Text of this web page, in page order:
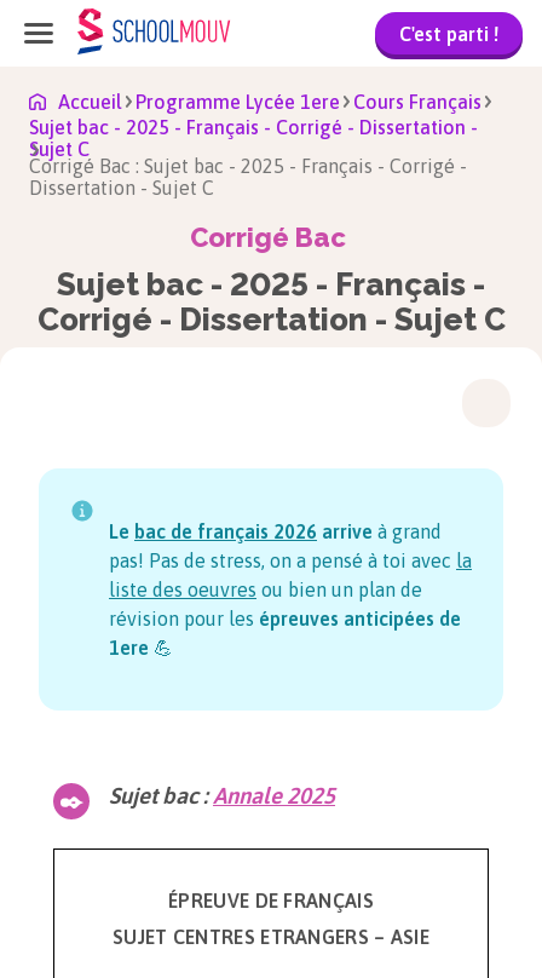
C'est parti !
Accueil Programme Lycée 1ere
Cours Français
Sujet bac - 2025 - Français - Corrigé - Dissertation -
Sujet C
Corrigé Bac : Sujet bac - 2025 - Français - Corrigé -
Dissertation - Sujet C
Corrigé Bac
Sujet bac - 2025 - Français -
Corrigé - Dissertation - Sujet C
Le bac de français 2026 arrive à grand
pas! Pas de stress, on a pensé à toi avec la
liste des oeuvres ou bien un plan de
révision pour les épreuves anticipées de
1ere 💪
Sujet bac :Annale 2025
ÉPREUVE DE FRANÇAIS
SUJET CENTRES ETRANGERS – ASIE